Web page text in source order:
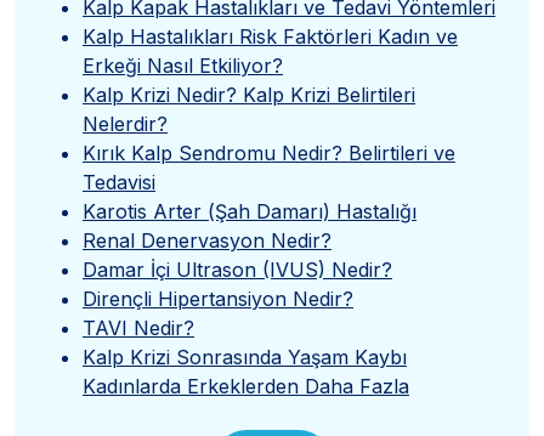
Kalp Kapak Hastalıkları ve Tedavi Yöntemleri
Kalp Hastalıkları Risk Faktörleri Kadın ve
Erkeği Nasıl Etkiliyor?
Kalp Krizi Nedir? Kalp Krizi Belirtileri
Nelerdir?
Kırık Kalp Sendromu Nedir? Belirtileri ve
Tedavisi
Karotis Arter (Şah Damarı) Hastalığı
Renal Denervasyon Nedir?
Damar İçi Ultrason (IVUS) Nedir?
Dirençli Hipertansiyon Nedir?
TAVI Nedir?
Kalp Krizi Sonrasında Yaşam Kaybı
Kadınlarda Erkeklerden Daha Fazla